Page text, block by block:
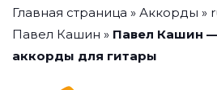
Главная страница » Аккорды »
Павел Кашин » Павел Кашин
аккорды для гитары